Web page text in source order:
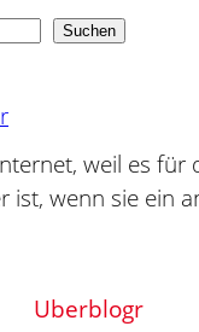
Suchen
weil es für
ist, wenn sie ein
Uberblogr